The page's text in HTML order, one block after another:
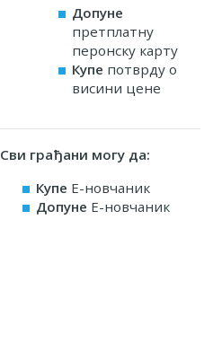
Допуне
претплатну
перонску карту
Купе потврду о
висини цене
Сви грађани могу да:
Купе Е-новчаник
Допуне Е-новчаник